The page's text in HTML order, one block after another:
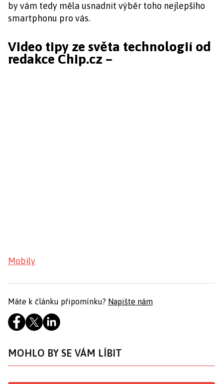
by vám tedy měla usnadnit výběr toho nejlepšího
smartphonu pro vás.
Video tipy ze světa technologií od
redakce Chip.cz –
Mobily
Máte k článku připomínku? Napište nám
MOHLO BY SE VÁM LÍBIT